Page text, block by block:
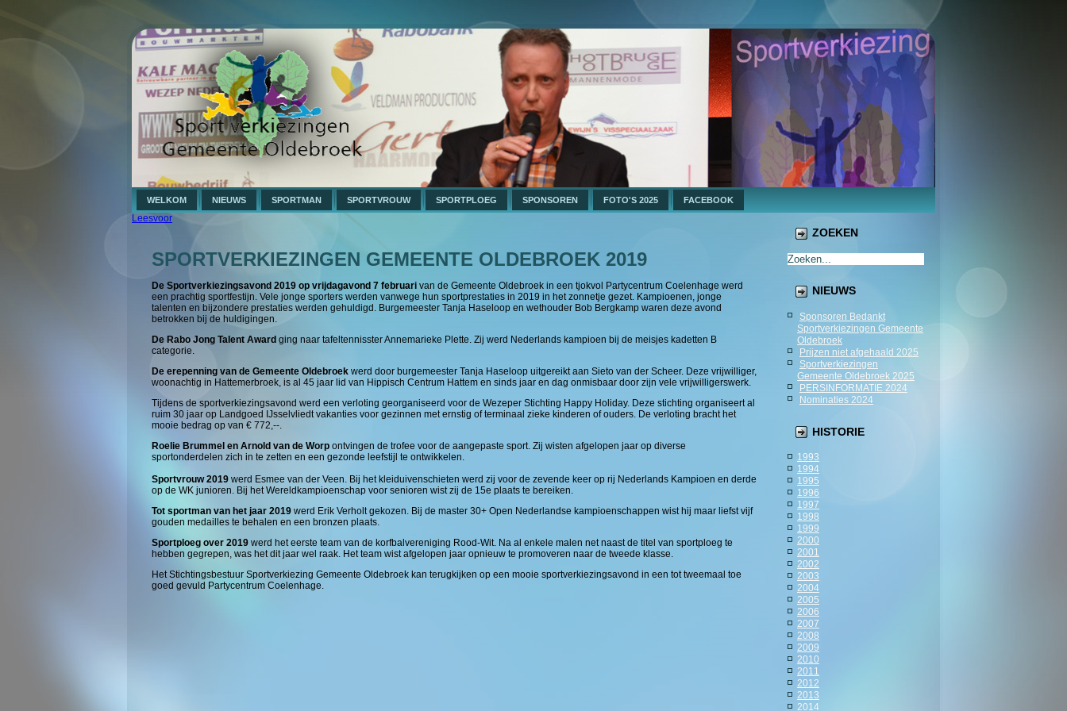
WELKOM NIEUWS SPORTMAN SPORTVROUW SPORTPLOEG SPONSOREN FOTO'S 2025 FACEBOOK
Leesvoor
SPORTVERKIEZINGEN GEMEENTE OLDEBROEK 2019
De Sportverkiezingsavond 2019 op vrijdagavond 7 februari van de Gemeente Oldebroek in een tjokvol Partycentrum Coelenhage werd
een prachtig sportfestijn. Vele jonge sporters werden vanwege hun sportprestaties in 2019 in het zonnetje gezet. Kampioenen, jonge
talenten en bijzondere prestaties werden gehuldigd. Burgemeester Tanja Haseloop en wethouder Bob Bergkamp waren deze avond
betrokken bij de huldigingen.
De Rabo Jong Talent Award ging naar tafeltennisster Annemarieke Plette. Zij werd Nederlands kampioen bij de meisjes kadetten B
categorie.
De erepenning van de Gemeente Oldebroek werd door burgemeester Tanja Haseloop uitgereikt aan Sieto van der Scheer. Deze vrijwilliger,
woonachtig in Hattemerbroek, is al 45 jaar lid van Hippisch Centrum Hattem en sinds jaar en dag onmisbaar door zijn vele vrijwilligerswerk.
Tijdens de sportverkiezingsavond werd een verloting georganiseerd voor de Wezeper Stichting Happy Holiday. Deze stichting organiseert al
ruim 30 jaar op Landgoed IJsselvliedt vakanties voor gezinnen met ernstig of terminaal zieke kinderen of ouders. De verloting bracht het
mooie bedrag op van € 772,--.
Roelie Brummel en Arnold van de Worp ontvingen de trofee voor de aangepaste sport. Zij wisten afgelopen jaar op diverse
sportonderdelen zich in te zetten en een gezonde leefstijl te ontwikkelen.
Sportvrouw 2019 werd Esmee van der Veen. Bij het kleiduivenschieten werd zij voor de zevende keer op rij Nederlands Kampioen en derde
op de WK junioren. Bij het Wereldkampioenschap voor senioren wist zij de 15e plaats te bereiken.
Tot sportman van het jaar 2019 werd Erik Verholt gekozen. Bij de master 30+ Open Nederlandse kampioenschappen wist hij maar liefst vijf
gouden medailles te behalen en een bronzen plaats.
Sportploeg over 2019 werd het eerste team van de korfbalvereniging Rood-Wit. Na al enkele malen net naast de titel van sportploeg te
hebben gegrepen, was het dit jaar wel raak. Het team wist afgelopen jaar opnieuw te promoveren naar de tweede klasse.
Het Stichtingsbestuur Sportverkiezing Gemeente Oldebroek kan terugkijken op een mooie sportverkiezingsavond in een tot tweemaal toe
goed gevuld Partycentrum Coelenhage.
ZOEKEN
NIEUWS
Sponsoren Bedankt
Sportverkiezingen Gemeente
Oldebroek
Prijzen niet afgehaald 2025
Sportverkiezingen
Gemeente Oldebroek 2025
PERSINFORMATIE 2024
Nominaties 2024
HISTORIE
1993
1994
1995
1996
1997
1998
1999
2000
2001
2002
2003
2004
2005
2006
2007
2008
2009
2010
2011
2012
2013
2014